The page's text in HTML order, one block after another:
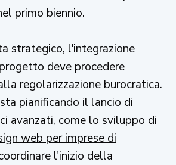
primo biennio.
strategico, l'integrazione
deve procedere
regolarizzazione burocratica.
pianificando il lancio di
avanzati, come lo sviluppo di
web per imprese di
l'inizio della